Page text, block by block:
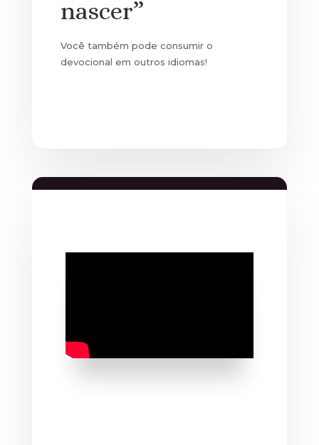
nascer”
Você também pode consumir o
devocional em outros idiomas!